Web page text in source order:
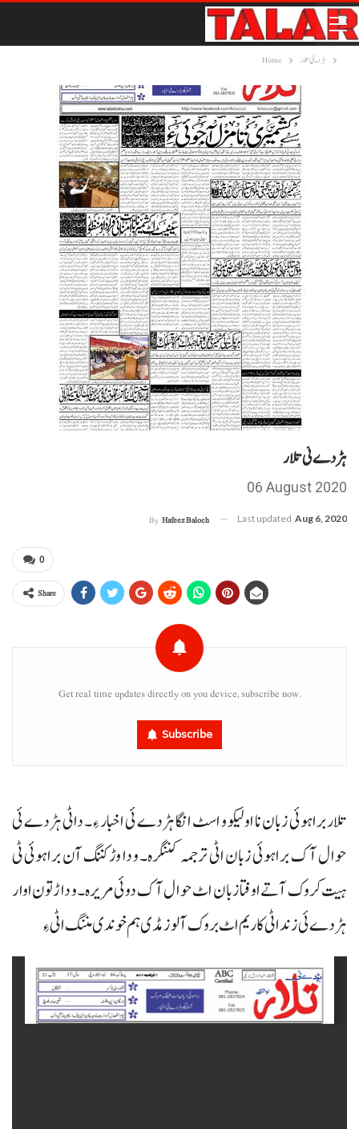
Home ہڑدیئی تلار
ہڑدے ئی تلار
06 August 2020
By Hafeez Baloch Last updated Aug 6, 2020
0
Share
Get real time updates directly on you device, subscribe now.
Subscribe
تلار براہوئی زبان نا اولیکو و اسٹ انگا ہڑدے ئی اخبار ءِ۔ داٹی ہڑدے ئی
حوال آک براہوئی زبان اٹی ترجمہ کننگرہ۔ و دا وڑ کننگ آن براہوئی ٹی
ہیت کروک آتے اوفتا زبان اٹ حوال آک دوئی مریرہ۔ و داڑتون اوار
ہڑدے ئی زند اٹی کاریم اٹ بروک آ لوز مڈی ہم خوندی مننگ اٹی ءِ